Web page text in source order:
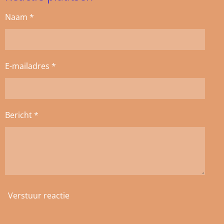
Naam *
E-mailadres *
Bericht *
Verstuur reactie